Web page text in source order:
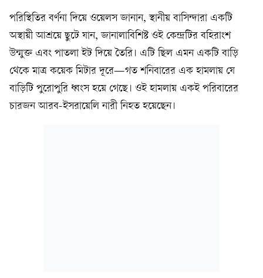
পরিস্থিতির বর্ণনা দিয়ে ওয়েলস জানান, স্থানীয় বাসিন্দারা একটি
অস্থায়ী আশ্রয়ে ছুটে যান, জানালাবিশিষ্ট ওই কেন্দ্রটির বহিরাংশ
উন্মুক্ত এবং পাতলা ইট দিয়ে তৈরি। এটি ছিল এমন একটি বাড়ি
থেকে মাত্র কয়েক মিটার দূরে—গত শনিবারের এক হামলায় যে
বাড়িটি পুরোপুরি ধ্বংস হয়ে গেছে। ওই হামলায় একই পরিবারের
চারজন আরব-ইসরায়েলি নারী নিহত হয়েছেন।